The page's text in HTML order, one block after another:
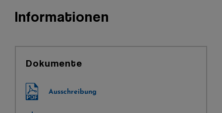
Informationen
Dokumente
Ausschreibung